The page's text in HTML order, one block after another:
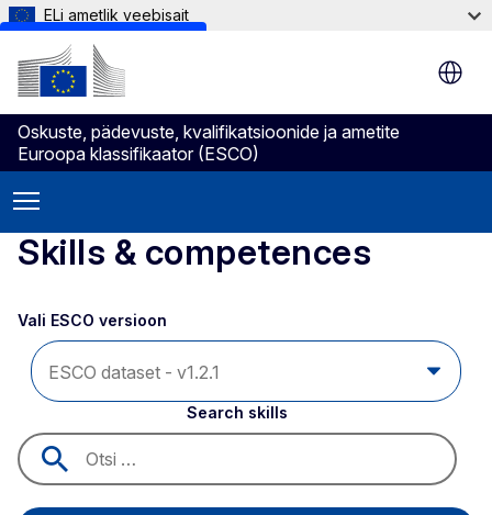
Skip to main content
ELi ametlik veebisait
Oskuste, pädevuste, kvalifikatsioonide ja ametite
Euroopa klassifikaator (ESCO)
Skills & competences
Vali ESCO versioon
Search skills